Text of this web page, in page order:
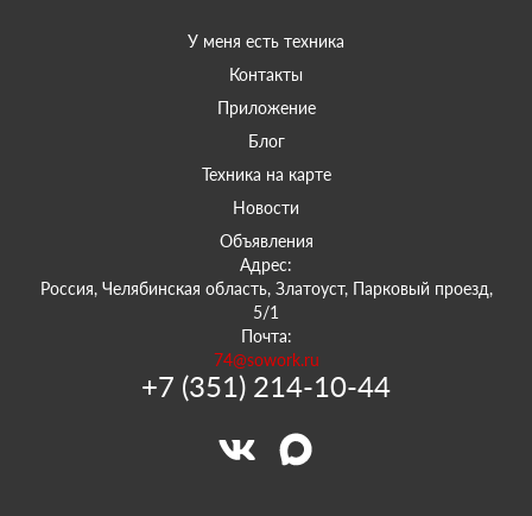
У меня есть техника
Контакты
Приложение
Блог
Техника на карте
Новости
Объявления
Адрес:
Россия, Челябинская область, Златоуст, Парковый проезд,
5/1
Почта:
74@sowork.ru
+7 (351) 214-10-44